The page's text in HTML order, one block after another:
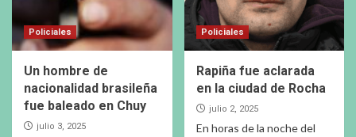
Policiales
Un hombre de
nacionalidad brasileña
fue baleado en Chuy
julio 3, 2025
Policiales
Rapiña fue aclarada
en la ciudad de Rocha
julio 2, 2025
En horas de la noche del